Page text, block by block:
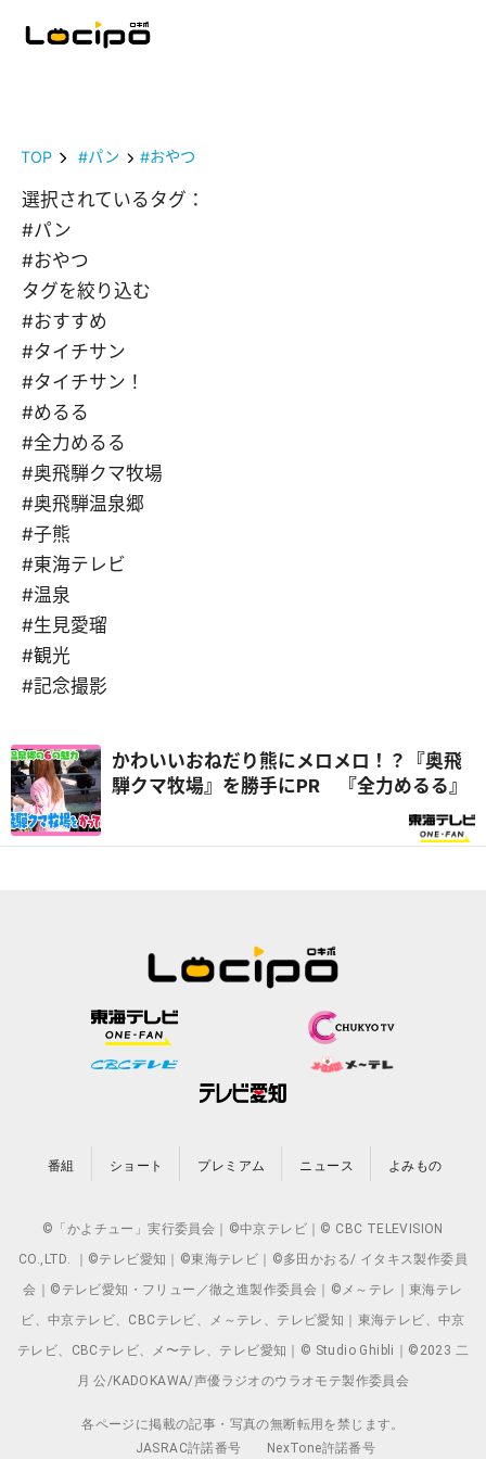
TOP #パン #おやつ
選択されているタグ：
#パン
#おやつ
タグを絞り込む
#おすすめ
#タイチサン
#タイチサン！
#めるる
#全力めるる
#奥飛騨クマ牧場
#奥飛騨温泉郷
#子熊
#東海テレビ
#温泉
#生見愛瑠
#観光
#記念撮影
かわいいおねだり熊にメロメロ！？『奥飛
騨クマ牧場』を勝手にPR 『全力めるる』
番組 ショート プレミアム ニュース よみもの
©「かよチュー」実行委員会｜©中京テレビ｜© CBC TELEVISION
CO.,LTD. ｜©テレビ愛知｜©東海テレビ｜©多田かおる/ イタキス製作委員
会｜©テレビ愛知・フリュー／徹之進製作委員会｜©メ～テレ｜東海テレ
ビ、中京テレビ、CBCテレビ、メ～テレ、テレビ愛知｜東海テレビ、中京
テレビ、CBCテレビ、メ〜テレ、テレビ愛知｜© Studio Ghibli｜©2023 二
月 公/KADOKAWA/声優ラジオのウラオモテ製作委員会
各ページに掲載の記事・写真の無断転用を禁じます。
JASRAC許諾番号
NexTone許諾番号